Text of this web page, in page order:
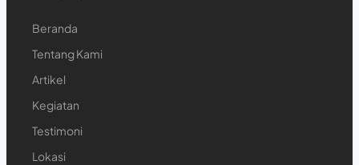
Beranda
Tentang Kami
Artikel
Kegiatan
Testimoni
Lokasi